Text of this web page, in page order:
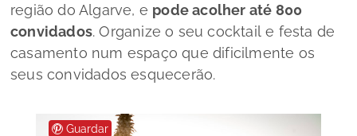
região do Algarve, e pode acolher até 800
convidados. Organize o seucocktail e festa de
casamento num espaço que dificilmente os
seus convidados esquecerão.
Guardar